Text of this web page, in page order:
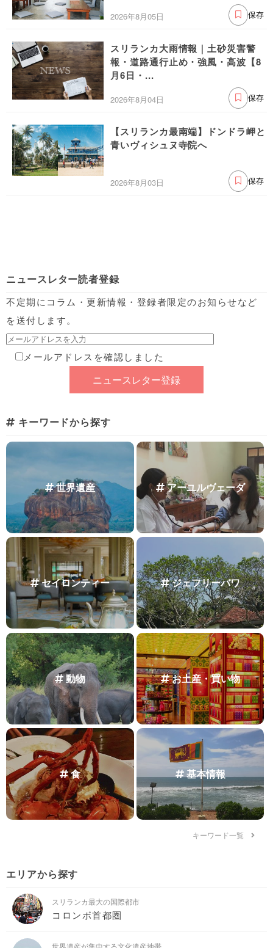
2026年8月05日 保存
スリランカ大雨情報｜土砂災害警
報・道路通行止め・強風・高波【8
月6日・...
2026年8月04日 保存
【スリランカ最南端】ドンドラ岬と
青いヴィシュヌ寺院へ
2026年8月03日 保存
ニュースレター読者登録
不定期にコラム・更新情報・登録者限定のお知らせなど
を送付します。
メールアドレスを確認しました
キーワードから探す
世界遺産 アーユルヴェーダ
セイロンティー ジェフリーバワ
動物 お土産・買い物
食 基本情報
キーワード一覧
エリアから探す
スリランカ最大の国際都市
コロンボ首都圏